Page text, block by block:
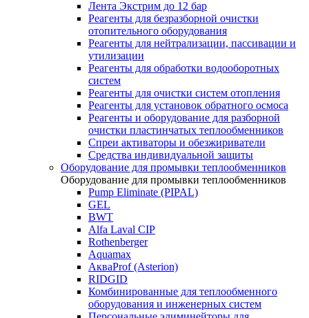
Лента Экстрим до 12 бар
Реагенты для безразборной очистки
отопительного оборудования
Реагенты для нейтрализации, пассивации и
утилизации
Реагенты для обработки водооборотных
систем
Реагенты для очистки систем отопления
Реагенты для установок обратного осмоса
Реагенты и оборудование для разборной
очистки пластинчатых теплообменников
Спреи активаторы и обезжириватели
Средства индивидуальной защиты
Оборудование для промывки теплообменников
Оборудование для промывки теплообменников
Pump Eliminate (PIPAL)
GEL
BWT
Alfa Laval CIP
Rothenberger
Aquamax
АкваProf (Asterion)
RIDGID
Комбинированные для теплообменного
оборудования и инженерных систем